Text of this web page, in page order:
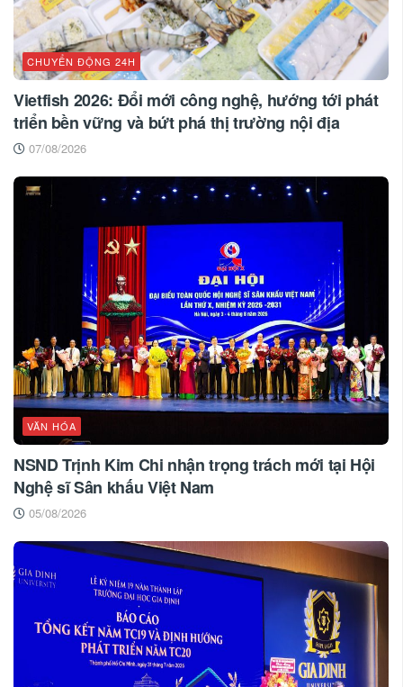
CHUYỂN ĐỘNG 24H
Vietfish 2026: Đổi mới công nghệ, hướng tới phát
triển bền vững và bứt phá thị trường nội địa
07/08/2026
VĂN HÓA
NSND Trịnh Kim Chi nhận trọng trách mới tại Hội
Nghệ sĩ Sân khấu Việt Nam
05/08/2026